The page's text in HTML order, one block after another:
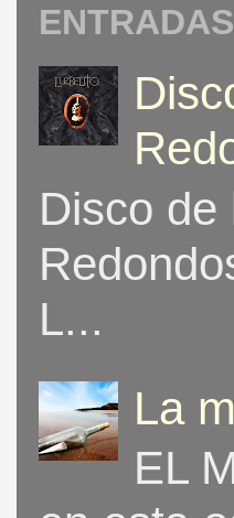
Disco
L...
La
EL